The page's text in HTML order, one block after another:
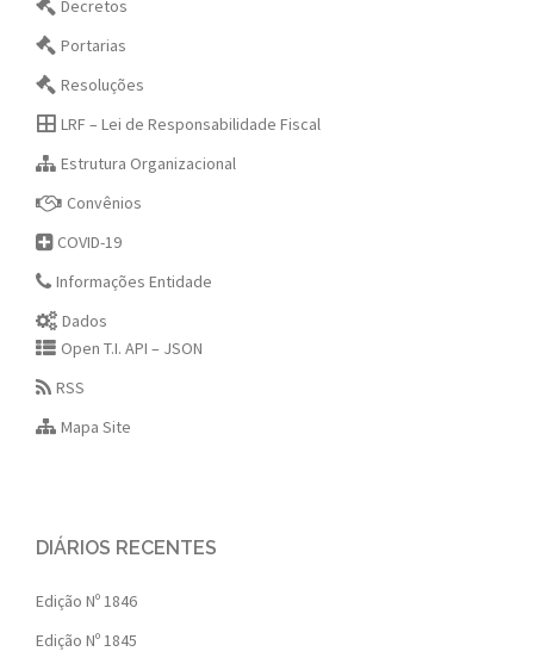
Decretos
Portarias
Resoluções
LRF – Lei de Responsabilidade Fiscal
Estrutura Organizacional
Convênios
COVID-19
Informações Entidade
Dados
Open T.I. API – JSON
RSS
Mapa Site
DIÁRIOS RECENTES
Edição Nº 1846
Edição Nº 1845